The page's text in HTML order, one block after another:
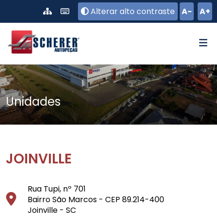
Alterar alto contraste
A- A+
Unidades
JOINVILLE
Rua Tupi, nº 701
Bairro São Marcos - CEP 89.214-400
Joinville - SC